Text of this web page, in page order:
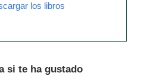
los libros
si te ha gustado